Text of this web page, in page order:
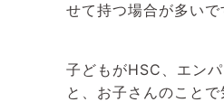
せて持つ場合が多いで
子どもがHSC、エン
と、お子さんのことで